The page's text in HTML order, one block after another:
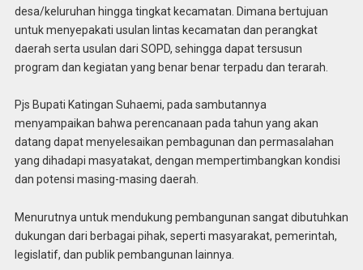
desa/keluruhan hingga tingkat kecamatan. Dimana bertujuan
untuk menyepakati usulan lintas kecamatan dan perangkat
daerah serta usulan dari SOPD, sehingga dapat tersusun
program dan kegiatan yang benar benar terpadu dan terarah.
Pjs Bupati Katingan Suhaemi, pada sambutannya
menyampaikan bahwa perencanaan pada tahun yang akan
datang dapat menyelesaikan pembagunan dan permasalahan
yang dihadapi masyatakat, dengan mempertimbangkan kondisi
dan potensi masing-masing daerah.
Menurutnya untuk mendukung pembangunan sangat dibutuhkan
dukungan dari berbagai pihak, seperti masyarakat, pemerintah,
legislatif, dan publik pembangunan lainnya.